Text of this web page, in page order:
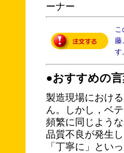
ーナー
こ
藤
す
●おすすめの
製造現場におけ
ん。しかし，ベ
頻繁に同じよう
品質不良が発生
「丁寧に」とい